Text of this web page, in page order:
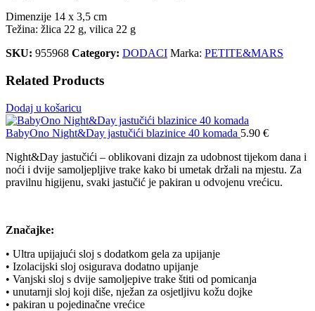
Dimenzije 14 x 3,5 cm
Težina: žlica 22 g, vilica 22 g
SKU: 955968 Category: DODACI Marka: PETITE&MARS
Related Products
Dodaj u košaricu
BabyOno Night&Day jastučići blazinice 40 komada 5.90 €
Night&Day jastučići – oblikovani dizajn za udobnost tijekom dana i
noći i dvije samoljepljive trake kako bi umetak držali na mjestu. Za
pravilnu higijenu, svaki jastučić je pakiran u odvojenu vrećicu.
Značajke:
• Ultra upijajući sloj s dodatkom gela za upijanje
• Izolacijski sloj osigurava dodatno upijanje
• Vanjski sloj s dvije samoljepive trake štiti od pomicanja
• unutarnji sloj koji diše, nježan za osjetljivu kožu dojke
• pakiran u pojedinačne vrećice